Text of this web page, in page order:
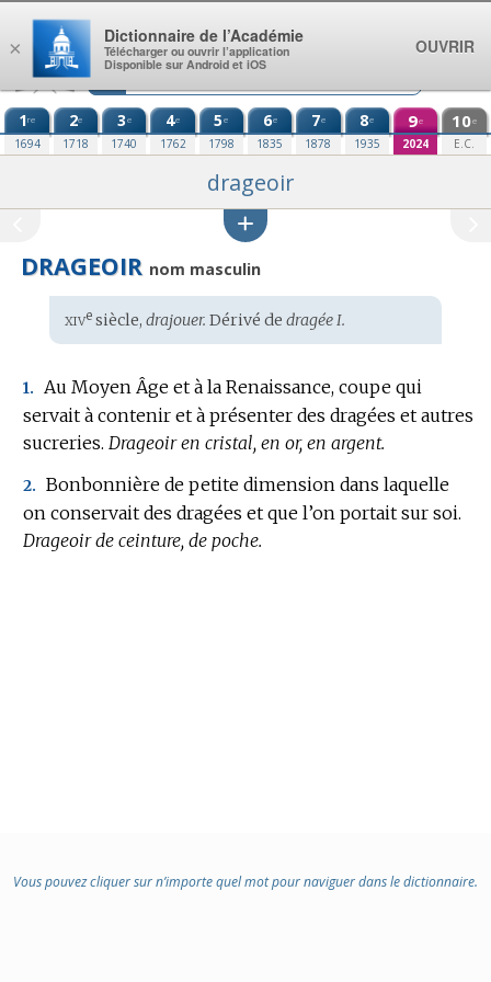
Aller au contenu
1re
1694
2e
1718
3e
1740
4e
1762
5e
1798
6e
1835
7e
1878
8e
1935
9e
2024
10e
E.C.
drageoir
DRAGEOIR nom masculin
Étymologie
:
xivesiècle, drajouer. Dérivé de dragée I.
1.
Au Moyen Âge et à la Renaissance, coupe qui
servait à contenir et à présenter des dragées et autres
sucreries. Drageoir en cristal, en or, en argent.
2. Bonbonnière de petite dimension dans laquelle
on conservait des dragées et que l’on portait sur soi.
Drageoir de ceinture, de poche.
Vous pouvez cliquer sur n’importe quel mot pour naviguer dans le dictionnaire.
×
Dictionnaire de l’Académie
Télécharger ou ouvrir l’application
Disponible sur Android et iOS
OUVRIR